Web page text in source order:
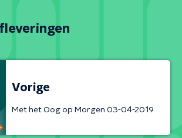
Vorige
Met het Oog op Morgen 03-04-2019